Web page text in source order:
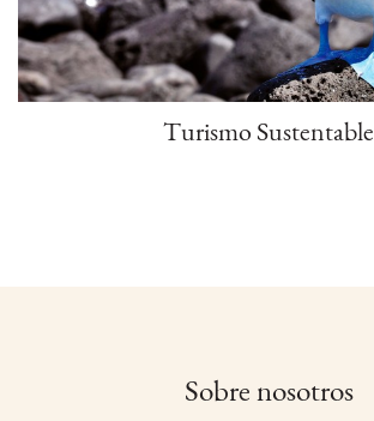
Turismo Sustentable
Sobre nosotros